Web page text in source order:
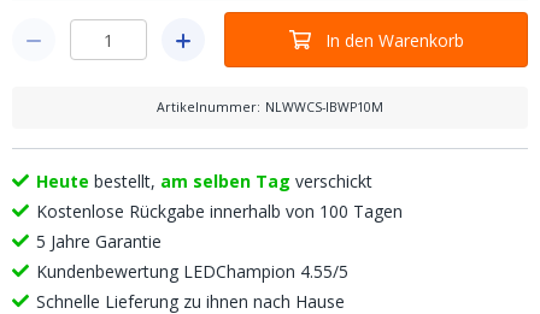
In den Warenkorb
Artikelnummer: NLWWCS-IBWP10M
Heute bestellt, am selben Tag verschickt
Kostenlose Rückgabe innerhalb von 100 Tagen
5 Jahre Garantie
Kundenbewertung LEDChampion 4.55/5
Schnelle Lieferung zu ihnen nach Hause